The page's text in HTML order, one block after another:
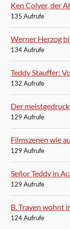
Ken Colyer, der
135 Aufrufe
Werner Herzog
134 Aufrufe
Teddy Stauffer:
132 Aufrufe
Der
129 Aufrufe
Filmszenen wie
129 Aufrufe
Señor Teddy in
129 Aufrufe
B. Traven wohnt
124 Aufrufe